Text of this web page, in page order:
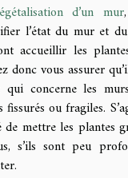
d’un mur
l’état du mur et
accueillir les
donc vous assurer
concerne les
ou fragiles.
de mettre les plantes
s’ils sont peu